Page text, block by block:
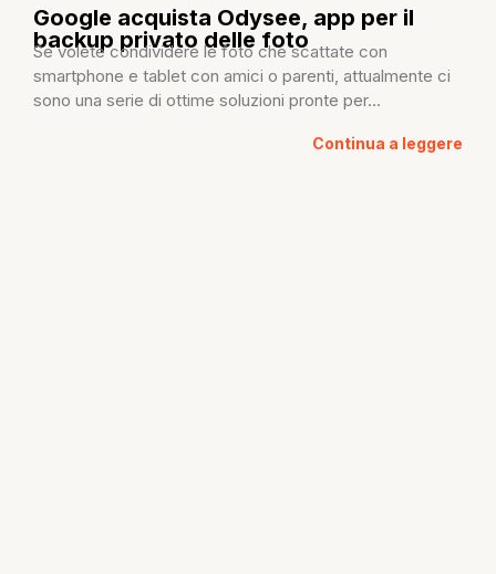
Google acquista Odysee, app per il
backup privato delle foto
Se volete condividere le foto che scattate con
smartphone e tablet con amici o parenti, attualmente ci
sono una serie di ottime soluzioni pronte per...
Continua a leggere